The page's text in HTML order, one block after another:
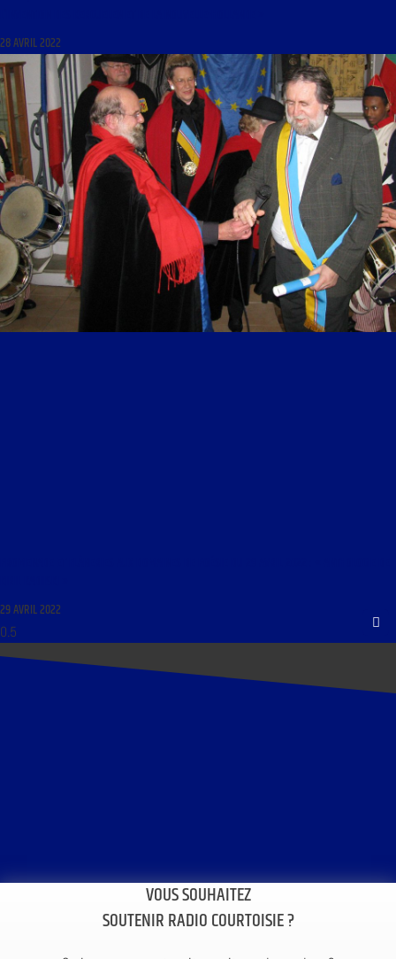
28 AVRIL 2022
29 AVRIL 2022
VOUS SOUHAITEZ
SOUTENIR RADIO COURTOISIE ?